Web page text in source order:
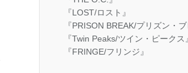
『LOST/ロスト』
『PRISON BREAK/プリズン・ブ
『Twin Peaks/ツイン・ピークス』
『FRINGE/フリンジ』